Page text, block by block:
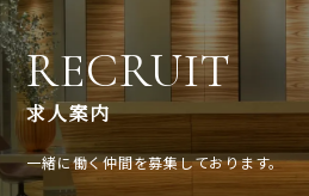
RECRUIT
求人案内
一緒に働く仲間を募集しております。